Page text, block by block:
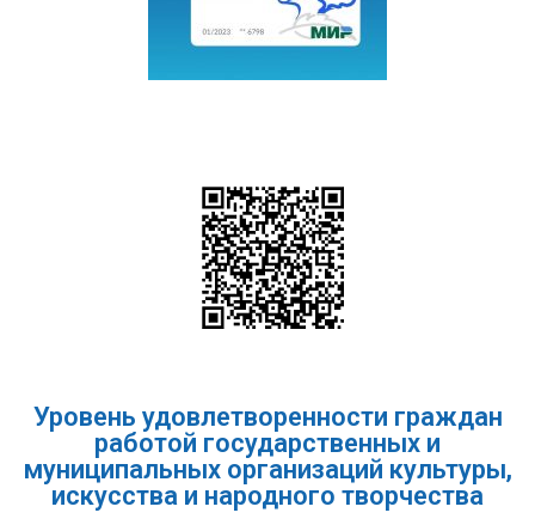
Уровень удовлетворенности граждан
работой государственных и
муниципальных организаций культуры,
искусства и народного творчества